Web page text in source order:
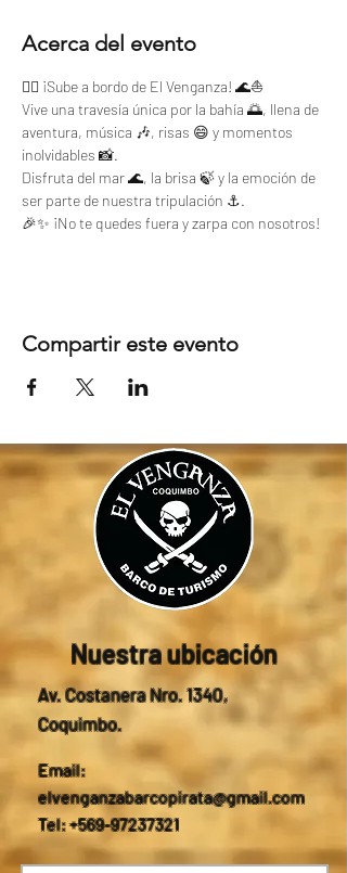
Acerca del evento
🏴‍☠️ ¡Sube a bordo de El Venganza! 🌊⛵
Vive una travesía única por la bahía 🌅, llena de
aventura, música 🎶, risas 😄 y momentos
inolvidables 📸.
Disfruta del mar 🌊, la brisa 🍃 y la emoción de
ser parte de nuestra tripulación ⚓.
🎉✨ ¡No te quedes fuera y zarpa con nosotros!
Compartir este evento
Nuestra ubicación
Av. Costanera Nro. 1340,
Coquimbo.
Email:
elvenganzabarcopirata@gmail.com
Tel: +569-97237321